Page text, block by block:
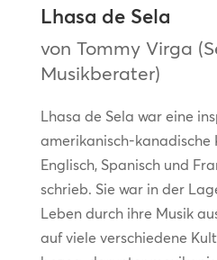
Lhasa de Sela
von Tommy Virga
Musikberater)
Lhasa de Sela war eine
amerikanisch-kanadische
Englisch, Spanisch und
schrieb. Sie war in der
Leben durch ihre Musik
auf viele verschiedene